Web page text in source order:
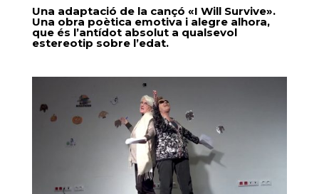
Una adaptació de la cançó «I Will Survive».
Una obra poètica emotiva i alegre alhora,
que és l’antídot absolut a qualsevol
estereotip sobre l’edat.